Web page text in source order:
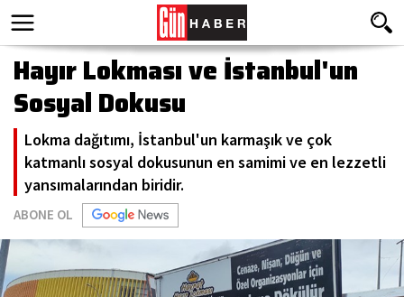
Hayır Lokması ve İstanbul'un
Sosyal Dokusu
​Lokma dağıtımı, İstanbul'un karmaşık ve çok
katmanlı sosyal dokusunun en samimi ve en lezzetli
yansımalarından biridir.
ABONE OL